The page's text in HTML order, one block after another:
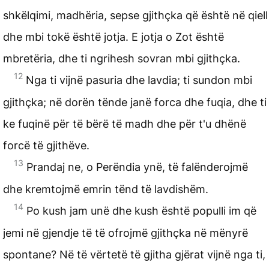
shkëlqimi, madhëria, sepse gjithçka që është në qiell
dhe mbi tokë është jotja. E jotja o Zot është
mbretëria, dhe ti ngrihesh sovran mbi gjithçka.
12 Nga ti vijnë pasuria dhe lavdia; ti sundon mbi
gjithçka; në dorën tënde janë forca dhe fuqia, dhe ti
ke fuqinë për të bërë të madh dhe për t'u dhënë
forcë të gjithëve.
13 Prandaj ne, o Perëndia ynë, të falënderojmë
dhe kremtojmë emrin tënd të lavdishëm.
14 Po kush jam unë dhe kush është populli im që
jemi në gjendje të të ofrojmë gjithçka në mënyrë
spontane? Në të vërtetë të gjitha gjërat vijnë nga ti,